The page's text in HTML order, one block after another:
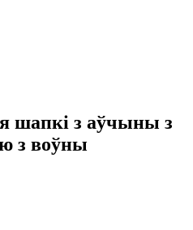
шапкі з аўчыны з
з воўны